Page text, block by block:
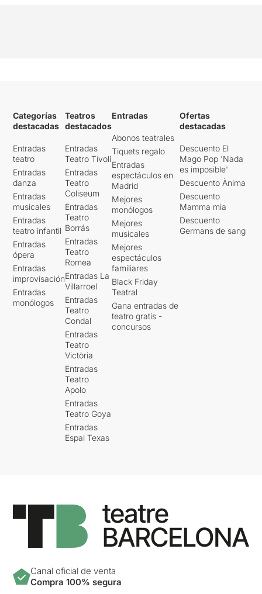
Categorías
destacadas
Entradas
teatro
Entradas
danza
Entradas
musicales
Entradas
teatro infantil
Entradas
ópera
Entradas
improvisación
Entradas
monólogos
Teatros
destacados
Entradas
Teatro Tívoli
Entradas
Teatro
Coliseum
Entradas
Teatro
Borrás
Entradas
Teatro
Romea
Entradas La
Villarroel
Entradas
Teatro
Condal
Entradas
Teatro
Victòria
Entradas
Teatro
Apolo
Entradas
Teatro Goya
Entradas
Espai Texas
Entradas
Abonos teatrales
Tiquets regalo
Entradas
espectáculos en
Madrid
Mejores
monólogos
Mejores
musicales
Mejores
espectáculos
familiares
Black Friday
Teatral
Gana entradas de
teatro gratis -
concursos
Ofertas
destacadas
Descuento El
Mago Pop 'Nada
es imposible'
Descuento Ànima
Descuento
Mamma mia
Descuento
Germans de sang
Canal oficial de venta
Compra 100% segura